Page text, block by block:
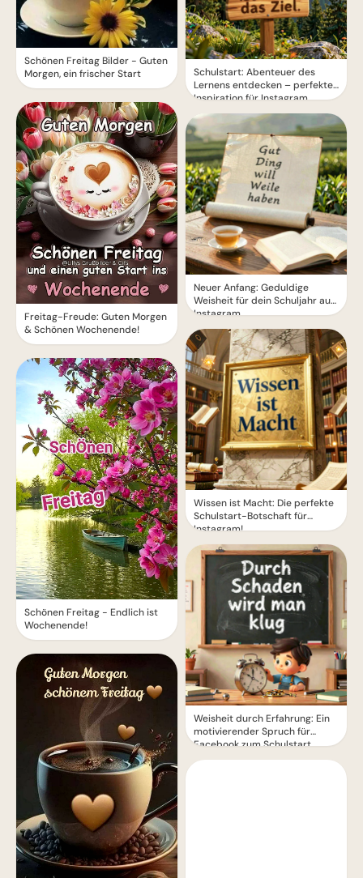
Schönen Freitag Bilder - Guten
Morgen, ein frischer Start
Freitag-Freude: Guten Morgen
& Schönen Wochenende!
Schönen Freitag - Endlich ist
Wochenende!
Schulstart: Abenteuer des
Lernens entdecken – perfekte
Inspiration für Instagram
Neuer Anfang: Geduldige
Weisheit für dein Schuljahr auf
Instagram.
Wissen ist Macht: Die perfekte
Schulstart-Botschaft für
Instagram!
Weisheit durch Erfahrung: Ein
motivierender Spruch für
Facebook zum Schulstart.